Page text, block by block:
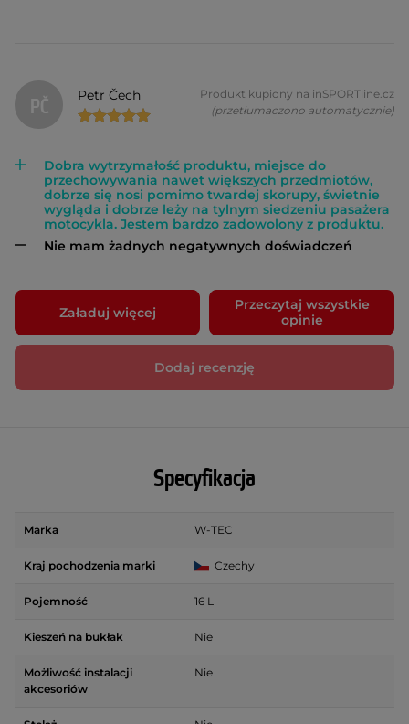
PČ Petr Čech
Produkt kupiony na inSPORTline.cz
(przetłumaczono automatycznie)
Dobra wytrzymałość produktu, miejsce do
przechowywania nawet większych przedmiotów,
dobrze się nosi pomimo twardej skorupy, świetnie
wygląda i dobrze leży na tylnym siedzeniu pasażera
motocykla. Jestem bardzo zadowolony z produktu.
Nie mam żadnych negatywnych doświadczeń
Załaduj więcej
Przeczytaj wszystkie
opinie
Dodaj recenzję
Specyfikacja
Marka W-TEC
Kraj pochodzenia marki Czechy
Pojemność 16 L
Kieszeń na bukłak Nie
Możliwość instalacji
akcesoriów
Nie